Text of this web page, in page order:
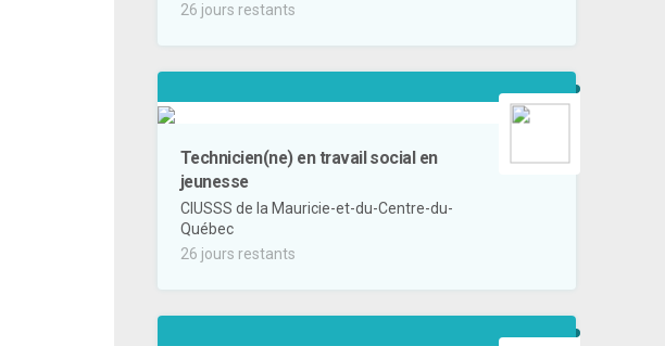
26 jours restants
Technicien(ne) en travail social en
jeunesse
CIUSSS de la Mauricie-et-du-Centre-du-
Québec
26 jours restants